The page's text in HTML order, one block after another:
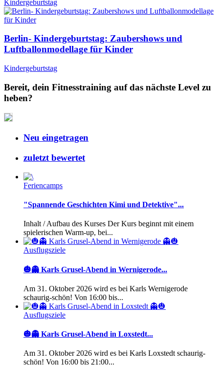
Kindergeburtstag
Berlin- Kindergeburtstag: Zaubershows und
Luftballonmodellage für Kinder
Kindergeburtstag
Bereit, dein Fitnesstraining auf das nächste Level zu
heben?
Neu eingetragen
zuletzt bewertet
Feriencamps
"Spannende Geschichten Kimi und Detektive"...
Inhalt / Aufbau des Kurses Der Kurs beginnt mit einem
spielerischen Warm-up, bei...
Ausflugsziele
🎃👻 Karls Grusel-Abend in Wernigerode...
Am 31. Oktober 2026 wird es bei Karls Wernigerode
schaurig-schön! Von 16:00 bis...
Ausflugsziele
🎃👻 Karls Grusel-Abend in Loxstedt...
Am 31. Oktober 2026 wird es bei Karls Loxstedt schaurig-
schön! Von 16:00 bis 21:00...